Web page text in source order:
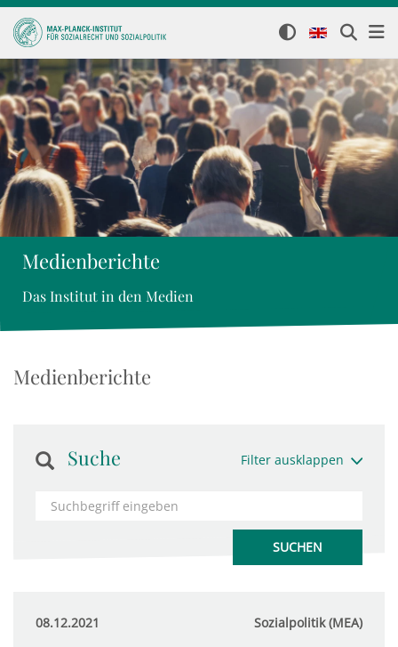
Medienberichte
Das Institut in den Medien
Medienberichte
Suche Filter ausklappen
08.12.2021 Sozialpolitik (MEA)